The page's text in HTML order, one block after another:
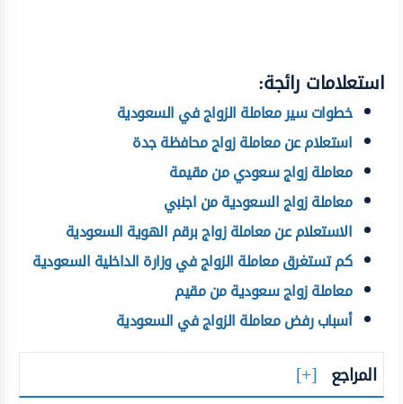
استعلامات رائجة:
خطوات سير معاملة الزواج في السعودية
استعلام عن معاملة زواج محافظة جدة
معاملة زواج سعودي من مقيمة
معاملة زواج السعودية من اجنبي
الاستعلام عن معاملة زواج برقم الهوية السعودية
كم تستغرق معاملة الزواج في وزارة الداخلية السعودية
معاملة زواج سعودية من مقيم
أسباب رفض معاملة الزواج في السعودية
المراجع